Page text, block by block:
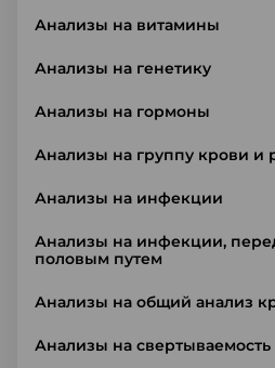
Анализы на витамины
Анализы на генетику
Анализы на гормоны
Анализы на группу крови и
Анализы на инфекции
Анализы на инфекции,
половым путем
Анализы на общий анализ
Анализы на свертываемость